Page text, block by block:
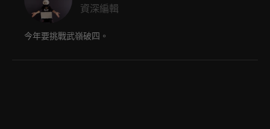
資深編輯
今年要挑戰武嶺破四。